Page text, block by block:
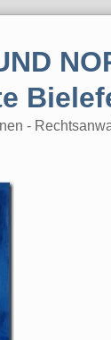
-